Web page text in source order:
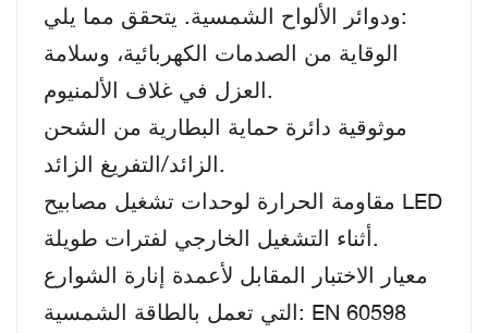
ودوائر الألواح الشمسية. يتحقق مما يلي:
الوقاية من الصدمات الكهربائية، وسلامة
العزل في غلاف الألمنيوم.
موثوقية دائرة حماية البطارية من الشحن
الزائد/التفريغ الزائد.
مقاومة الحرارة لوحدات تشغيل مصابيح LED
أثناء التشغيل الخارجي لفترات طويلة.
معيار الاختبار المقابل لأعمدة إنارة الشوارع
التي تعمل بالطاقة الشمسية: EN 60598